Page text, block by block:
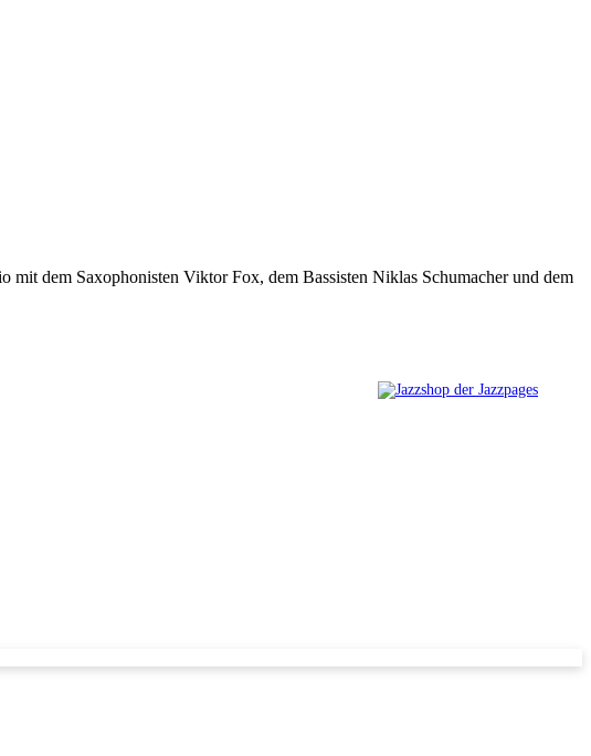
mit dem Saxophonisten Viktor Fox, dem Bassisten Niklas Schumacher und dem